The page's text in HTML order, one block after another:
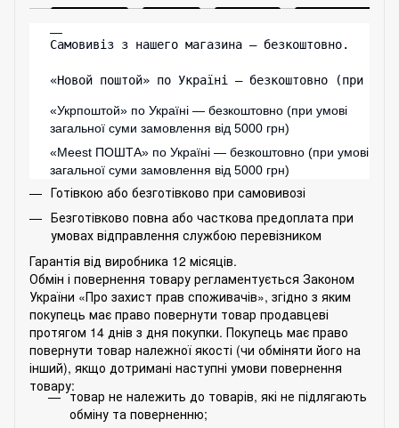
Самовивіз з нашего магазина – безкоштовно.
«Новой поштой» по Україні — безкоштовно (при
«Укрпоштой» по Україні — безкоштовно (при умові
загальної суми замовлення від 5000 грн)
«Meest ПОШТА» по Україні — безкоштовно (при умові
загальної суми замовлення від 5000 грн)
Готівкою або безготівково при самовивозі
Безготівково повна або часткова предоплата при
умовах відправлення службою перевізником
Гарантія від виробника 12 місяців.
Обмін і повернення товару регламентується Законом
України «Про захист прав споживачів», згідно з яким
покупець має право повернути товар продавцеві
протягом 14 днів з дня покупки. Покупець має право
повернути товар належної якості (чи обміняти його на
інший), якщо дотримані наступні умови повернення
товару:
товар не належить до товарів, які не підлягають
обміну та поверненню;